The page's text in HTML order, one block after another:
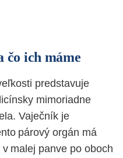
čo ich máme
predstavuje
mimoriadne
Vaječník je
párový orgán má
malej panve po oboch